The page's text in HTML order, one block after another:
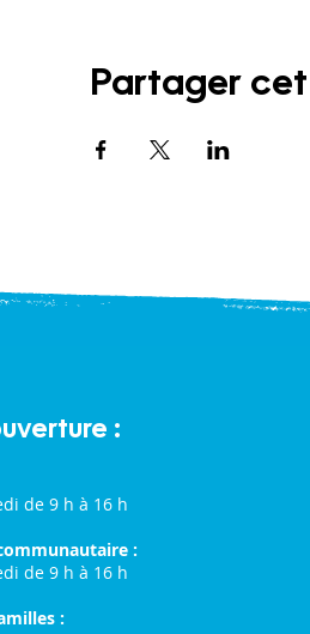
Partager
:
de 9 h à 16 h
:
de 9 h à 16 h
: